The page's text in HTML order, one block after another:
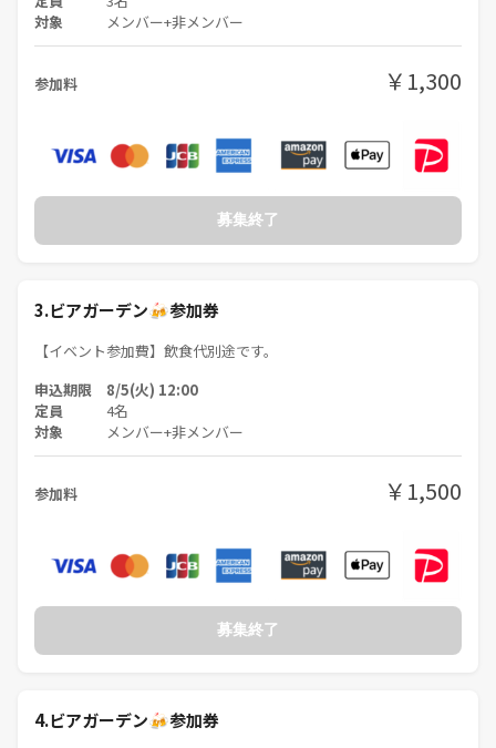
対象 メンバー+非メンバー
参加料 ￥1,300
募集終了
3.ビアガーデン🍻参加券
【イベント参加費】飲食代別途です。
申込期限 8/5(火) 12:00
定員 4名
対象 メンバー+非メンバー
参加料 ￥1,500
募集終了
4.ビアガーデン🍻参加券